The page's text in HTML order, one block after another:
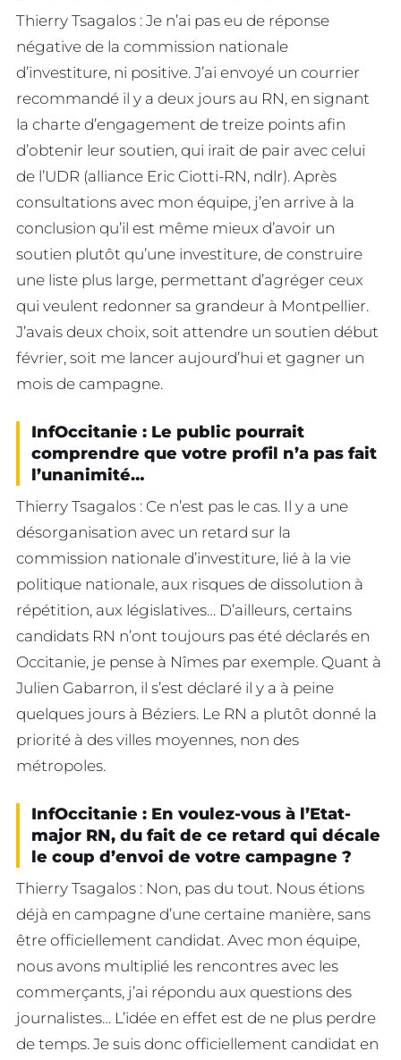
Thierry Tsagalos : Je n’ai pas eu de réponse
négative de la commission nationale
d’investiture, ni positive. J’ai envoyé un courrier
recommandé il y a deux jours au RN, en signant
la charte d’engagement de treize points afin
d’obtenir leur soutien, qui irait de pair avec celui
de l’UDR (alliance Eric Ciotti-RN, ndlr). Après
consultations avec mon équipe, j’en arrive à la
conclusion qu’il est même mieux d’avoir un
soutien plutôt qu’une investiture, de construire
une liste plus large, permettant d’agréger ceux
qui veulent redonner sa grandeur à Montpellier.
J’avais deux choix, soit attendre un soutien début
février, soit me lancer aujourd’hui et gagner un
mois de campagne.
InfOccitanie : Le public pourrait
comprendre que votre profil n’a pas fait
l’unanimité…
Thierry Tsagalos : Ce n’est pas le cas. Il y a une
désorganisation avec un retard sur la
commission nationale d’investiture, lié à la vie
politique nationale, aux risques de dissolution à
répétition, aux législatives… D’ailleurs, certains
candidats RN n’ont toujours pas été déclarés en
Occitanie, je pense à Nîmes par exemple. Quant à
Julien Gabarron, il s’est déclaré il y a à peine
quelques jours à Béziers. Le RN a plutôt donné la
priorité à des villes moyennes, non des
métropoles.
InfOccitanie : En voulez-vous à l’Etat-
major RN, du fait de ce retard qui décale
le coup d’envoi de votre campagne ?
Thierry Tsagalos : Non, pas du tout. Nous étions
déjà en campagne d’une certaine manière, sans
être officiellement candidat. Avec mon équipe,
nous avons multiplié les rencontres avec les
commerçants, j’ai répondu aux questions des
journalistes… L’idée en effet est de ne plus perdre
de temps. Je suis donc officiellement candidat en